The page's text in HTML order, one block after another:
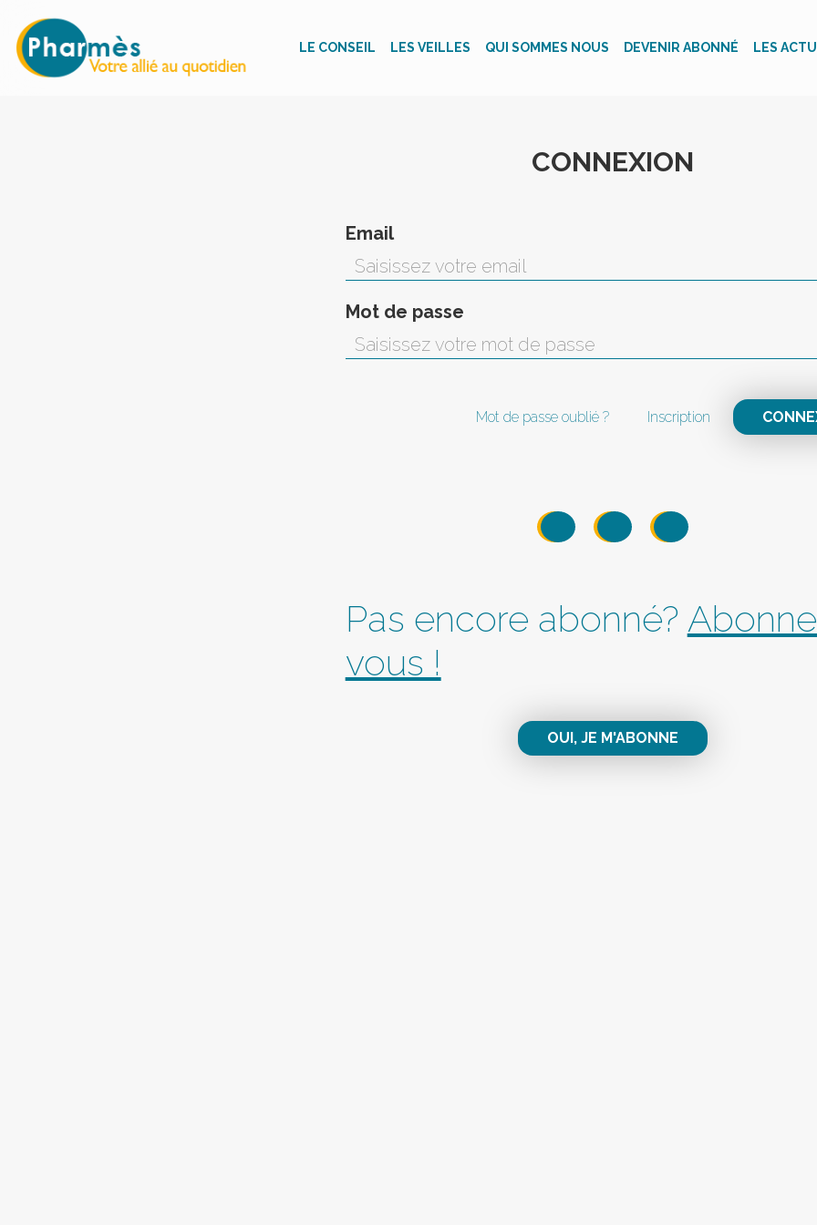
LE CONSEIL LES VEILLES QUI SOMMES NOUS DEVENIR ABONNÉ LES
CONNEXION
Email
Mot de passe
Mot de passe oublié ? Inscription
Pas encore abonné?
vous !
OUI, JE M'ABONNE